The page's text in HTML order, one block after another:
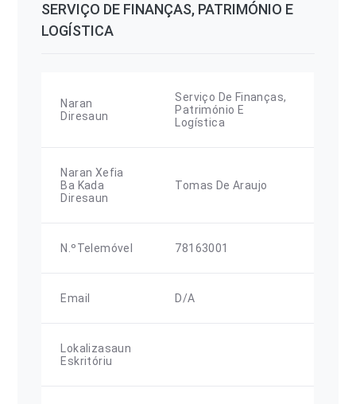
SERVIÇO DE FINANÇAS, PATRIMÓNIO E
LOGÍSTICA
Naran
Diresaun
Serviço De Finanças,
Património E
Logística
Naran Xefia
Ba Kada
Diresaun
Tomas De Araujo
N.ºTelemóvel 78163001
Email D/A
Lokalizasaun
Eskritóriu